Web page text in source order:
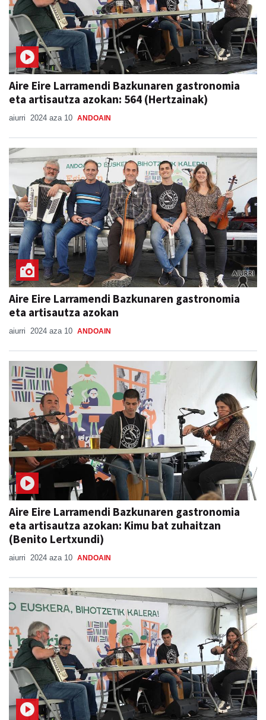
Aire Eire Larramendi Bazkunaren gastronomia
eta artisautza azokan: 564 (Hertzainak)
aiurri 2024 aza 10 ANDOAIN
Aire Eire Larramendi Bazkunaren gastronomia
eta artisautza azokan
aiurri 2024 aza 10 ANDOAIN
Aire Eire Larramendi Bazkunaren gastronomia
eta artisautza azokan: Kimu bat zuhaitzan
(Benito Lertxundi)
aiurri 2024 aza 10 ANDOAIN